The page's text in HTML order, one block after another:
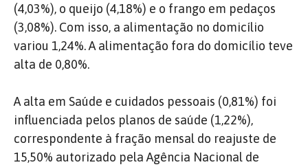
(4,03%), o queijo (4,18%) e o frango em pedaços
(3,08%). Com isso, a alimentação no domicílio
variou 1,24%. A alimentação fora do domicílio teve
alta de 0,80%.
A alta em Saúde e cuidados pessoais (0,81%) foi
influenciada pelos planos de saúde (1,22%),
correspondente à fração mensal do reajuste de
15,50% autorizado pela Agência Nacional de